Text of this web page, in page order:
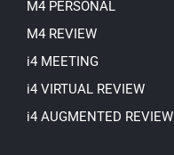
M4 PERSONAL
M4 REVIEW
i4 MEETING
i4 VIRTUAL REVIEW
i4 AUGMENTED REVIEW